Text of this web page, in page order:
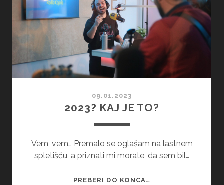
09.01.2023
2023? KAJ JE TO?
Vem, vem… Premalo se oglašam na lastnem
spletišču, a priznati mi morate, da sem bil…
PREBERI DO KONCA…